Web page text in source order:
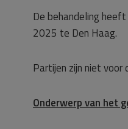
De behandeling
2025 te Den Haag.
Partijen zijn niet voor
Onderwerp van het